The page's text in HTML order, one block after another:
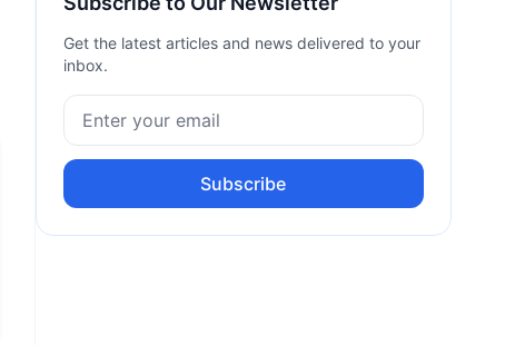
Get the latest articles and news delivered to your
inbox.
Subscribe